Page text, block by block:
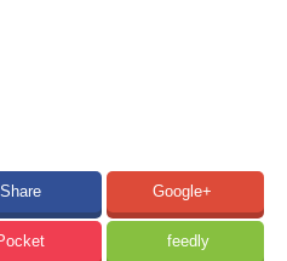
Share Google+
feedly